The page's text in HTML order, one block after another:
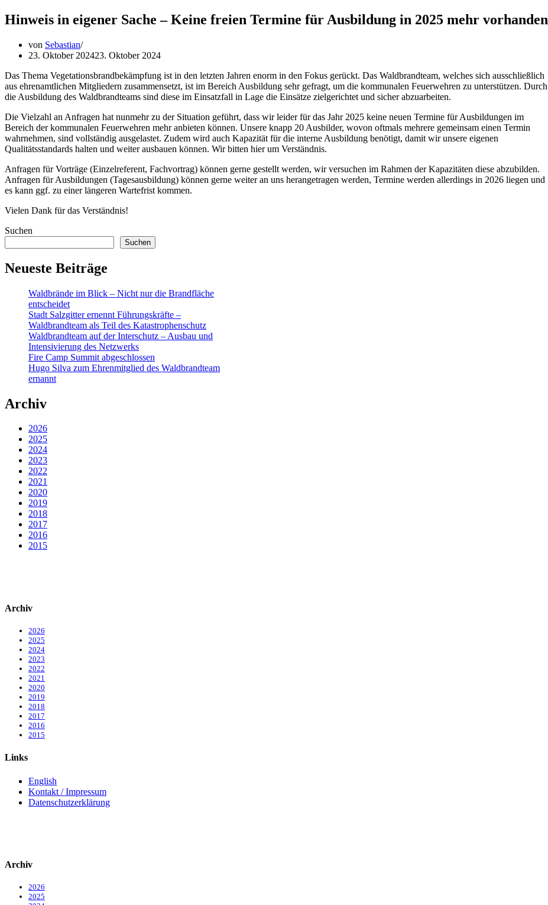
Hinweis in eigener Sache – Keine freien Termine für Ausbildung in 2025 mehr vorhanden
von Sebastian
23. Oktober 202423. Oktober 2024
Das Thema Vegetationsbrandbekämpfung ist in den letzten Jahren enorm in den Fokus gerückt. Das Waldbrandteam, welches sich ausschließlich
aus ehrenamtlichen Mitgliedern zusammensetzt, ist im Bereich Ausbildung sehr gefragt, um die kommunalen Feuerwehren zu unterstützen. Durch
die Ausbildung des Waldbrandteams sind diese im Einsatzfall in Lage die Einsätze zielgerichtet und sicher abzuarbeiten.
Die Vielzahl an Anfragen hat nunmehr zu der Situation geführt, dass wir leider für das Jahr 2025 keine neuen Termine für Ausbildungen im
Bereich der kommunalen Feuerwehren mehr anbieten können. Unsere knapp 20 Ausbilder, wovon oftmals mehrere gemeinsam einen Termin
wahrnehmen, sind vollständig ausgelastet. Zudem wird auch Kapazität für die interne Ausbildung benötigt, damit wir unsere eigenen
Qualitätsstandards halten und weiter ausbauen können. Wir bitten hier um Verständnis.
Anfragen für Vorträge (Einzelreferent, Fachvortrag) können gerne gestellt werden, wir versuchen im Rahmen der Kapazitäten diese abzubilden.
Anfragen für Ausbildungen (Tagesausbildung) können gerne weiter an uns herangetragen werden, Termine werden allerdings in 2026 liegen und
es kann ggf. zu einer längeren Wartefrist kommen.
Vielen Dank für das Verständnis!
Suchen
Suchen
Neueste Beiträge
Waldbrände im Blick – Nicht nur die Brandfläche
entscheidet
Stadt Salzgitter ernennt Führungskräfte –
Waldbrandteam als Teil des Katastrophenschutz
Waldbrandteam auf der Interschutz – Ausbau und
Intensivierung des Netzwerks
Fire Camp Summit abgeschlossen
Hugo Silva zum Ehrenmitglied des Waldbrandteam
ernannt
Archiv
2026
2025
2024
2023
2022
2021
2020
2019
2018
2017
2016
2015
Archiv
2026
2025
2024
2023
2022
2021
2020
2019
2018
2017
2016
2015
Links
English
Kontakt / Impressum
Datenschutzerklärung
Archiv
2026
2025